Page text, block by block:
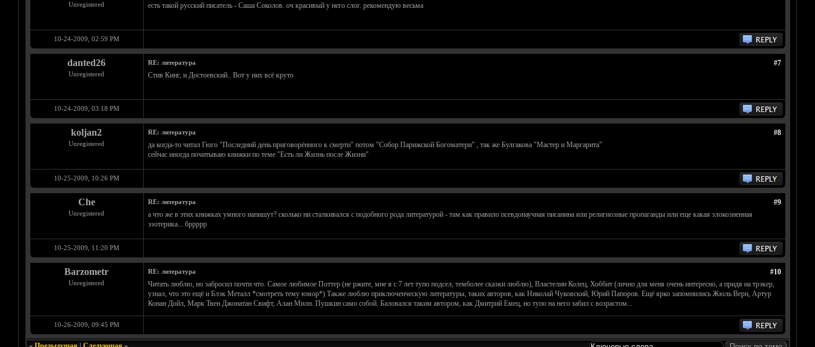
Unregistered есть такой русский писатель - Саша Соколов. оч красивый у него слог. рекомендую весьма
10-24-2009, 02:59 PM
danted26
Unregistered
#7
RE: литература
Стив Кинг, и Достоевский.. Вот у них всё круто
10-24-2009, 03:18 PM
koljan2
Unregistered
#8
RE: литература
да когда-то читал Гюго "Последний день приговорённого к смерти" потом "Собор Парижской Богоматери" , так же Булгакова "Мастер и Маргарита"
сейчас иногда почитываю книжки по теме "Есть ли Жизнь после Жизни"
10-25-2009, 10:26 PM
Che
Unregistered
#9
RE: литература
а что же в этих книжках умного напишут? сколько ни сталкивался с подобного рода литературой - там как правило псевдонаучная писанина или религиозные пропаганды или еще какая злокозненная
эзотерика... бррррр
10-25-2009, 11:20 PM
Barzometr
Unregistered
#10
RE: литература
Читать люблю, но забросил почти что. Самое любимое Поттер (не ржите, мне я с 7 лет тупо подсел, темболее сказки люблю), Властелин Колец, Хоббит (лично для меня очень интересно, а придя на трэкер,
узнал, что это ещё и Блэк Металл *смотреть тему юмор*) Также люблю приключенческую литературы, таких авторов, как Николай Чуковский, Юрий Папоров. Ещё ярко запомнились Жюль Верн, Артур
Конан Дойл, Марк Твен Джонатан Свифт, Алан Милн. Пушкин само собой. Баловался таким автором, как Дмитрий Емец, но тупо на него забил с возрастом...
10-26-2009, 09:45 PM